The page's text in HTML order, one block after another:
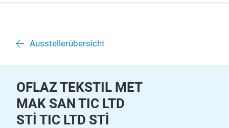
Ausstellerübersicht
OFLAZ TEKSTIL MET
MAK SAN TIC LTD
STİ TIC LTD STİ